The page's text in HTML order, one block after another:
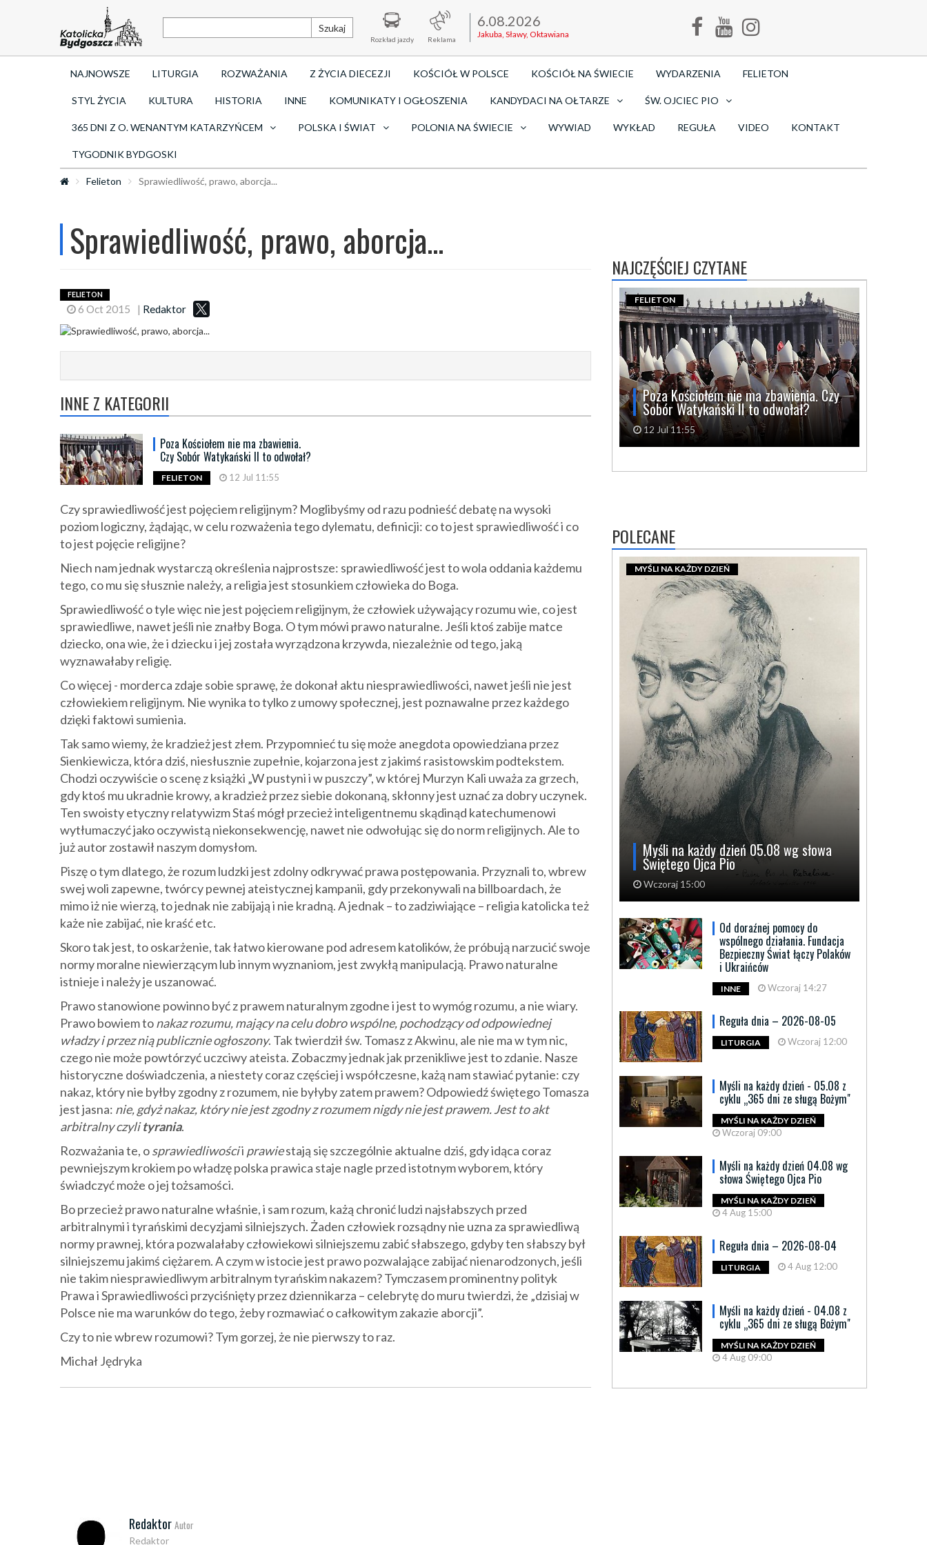
Szukaj
Rozkład jazdy Reklama
6.08.2026
Jakuba, Sławy, Oktawiana
NAJNOWSZE LITURGIA ROZWAŻANIA Z ŻYCIA DIECEZJI KOŚCIÓŁ W POLSCE KOŚCIÓŁ NA ŚWIECIE WYDARZENIA FELIETON
STYL ŻYCIA KULTURA HISTORIA INNE KOMUNIKATY I OGŁOSZENIA KANDYDACI NA OŁTARZE ŚW. OJCIEC PIO
365 DNI Z O. WENANTYM KATARZYŃCEM POLSKA I ŚWIAT POLONIA NA ŚWIECIE WYWIAD WYKŁAD REGUŁA VIDEO KONTAKT
TYGODNIK BYDGOSKI
Felieton Sprawiedliwość, prawo, aborcja...
Sprawiedliwość, prawo, aborcja...
FELIETON
6 Oct 2015 | Redaktor
INNE Z KATEGORII
Poza Kościołem nie ma zbawienia.
Czy Sobór Watykański II to odwołał?
FELIETON 12 Jul 11:55
Czy sprawiedliwość jest pojęciem religijnym? Moglibyśmy od razu podnieść debatę na wysoki
poziom logiczny, żądając, w celu rozważenia tego dylematu, definicji: co to jest sprawiedliwość i co
to jest pojęcie religijne?
Niech nam jednak wystarczą określenia najprostsze: sprawiedliwość jest to wola oddania każdemu
tego, co mu się słusznie należy, a religia jest stosunkiem człowieka do Boga.
Sprawiedliwość o tyle więc nie jest pojęciem religijnym, że człowiek używający rozumu wie, co jest
sprawiedliwe, nawet jeśli nie znałby Boga. O tym mówi prawo naturalne. Jeśli ktoś zabije matce
dziecko, ona wie, że i dziecku i jej została wyrządzona krzywda, niezależnie od tego, jaką
wyznawałaby religię.
Co więcej - morderca zdaje sobie sprawę, że dokonał aktu niesprawiedliwości, nawet jeśli nie jest
człowiekiem religijnym. Nie wynika to tylko z umowy społecznej, jest poznawalne przez każdego
dzięki faktowi sumienia.
Tak samo wiemy, że kradzież jest złem. Przypomnieć tu się może anegdota opowiedziana przez
Sienkiewicza, która dziś, niesłusznie zupełnie, kojarzona jest z jakimś rasistowskim podtekstem.
Chodzi oczywiście o scenę z książki „W pustyni i w puszczy”, w której Murzyn Kali uważa za grzech,
gdy ktoś mu ukradnie krowy, a kradzież przez siebie dokonaną, skłonny jest uznać za dobry uczynek.
Ten swoisty etyczny relatywizm Staś mógł przecież inteligentnemu skądinąd katechumenowi
wytłumaczyć jako oczywistą niekonsekwencję, nawet nie odwołując się do norm religijnych. Ale to
już autor zostawił naszym domysłom.
Piszę o tym dlatego, że rozum ludzki jest zdolny odkrywać prawa postępowania. Przyznali to, wbrew
swej woli zapewne, twórcy pewnej ateistycznej kampanii, gdy przekonywali na billboardach, że
mimo iż nie wierzą, to jednak nie zabijają i nie kradną. A jednak – to zadziwiające – religia katolicka też
każe nie zabijać, nie kraść etc.
Skoro tak jest, to oskarżenie, tak łatwo kierowane pod adresem katolików, że próbują narzucić swoje
normy moralne niewierzącym lub innym wyznaniom, jest zwykłą manipulacją. Prawo naturalne
istnieje i należy je uszanować.
Prawo stanowione powinno być z prawem naturalnym zgodne i jest to wymóg rozumu, a nie wiary.
Prawo bowiem tonakaz rozumu, mający na celu dobro wspólne, pochodzący od odpowiednej
władzy i przez nią publicznie ogłoszony. Tak twierdził św. Tomasz z Akwinu, ale nie ma w tym nic,
czego nie może powtórzyć uczciwy ateista. Zobaczmy jednak jak przenikliwe jest to zdanie. Nasze
historyczne doświadczenia, a niestety coraz częściej i współczesne, każą nam stawiać pytanie: czy
nakaz, który nie byłby zgodny z rozumem, nie byłyby zatem prawem? Odpowiedź świętego Tomasza
jest jasna: nie, gdyż nakaz, który nie jest zgodny z rozumem nigdy nie jest prawem. Jest to akt
arbitralny czylityrania.
Rozważania te, osprawiedliwościi prawiestają się szczególnie aktualne dziś, gdy idąca coraz
pewniejszym krokiem po władzę polska prawica staje nagle przed istotnym wyborem, który
świadczyć może o jej tożsamości.
Bo przecież prawo naturalne właśnie, i sam rozum, każą chronić ludzi najsłabszych przed
arbitralnymi i tyrańskimi decyzjami silniejszych. Żaden człowiek rozsądny nie uzna za sprawiedliwą
normy prawnej, która pozwalałaby człowiekowi silniejszemu zabić słabszego, gdyby ten słabszy był
silniejszemu jakimś ciężarem. A czym w istocie jest prawo pozwalające zabijać nienarodzonych, jeśli
nie takim niesprawiedliwym arbitralnym tyrańskim nakazem? Tymczasem prominentny polityk
Prawa i Sprawiedliwości przyciśnięty przez dziennikarza – celebrytę do muru twierdzi, że „dzisiaj w
Polsce nie ma warunków do tego, żeby rozmawiać o całkowitym zakazie aborcji”.
Czy to nie wbrew rozumowi? Tym gorzej, że nie pierwszy to raz.
Michał Jędryka
Redaktor Autor
Redaktor
NAJCZĘŚCIEJ CZYTANE
Poza Kościołem nie ma zbawienia. Czy
Sobór Watykański II to odwołał?
12 Jul 11:55
FELIETON
POLECANE
Myśli na każdy dzień 05.08 wg słowa
Świętego Ojca Pio
Wczoraj 15:00
MYŚLI NA KAŻDY DZIEŃ
Od doraźnej pomocy do
wspólnego działania. Fundacja
Bezpieczny Świat łączy Polaków
i Ukraińców
INNE Wczoraj 14:27
Reguła dnia – 2026-08-05
LITURGIA Wczoraj 12:00
Myśli na każdy dzień - 05.08 z
cyklu „365 dni ze sługą Bożym"
MYŚLI NA KAŻDY DZIEŃ
Wczoraj 09:00
Myśli na każdy dzień 04.08 wg
słowa Świętego Ojca Pio
MYŚLI NA KAŻDY DZIEŃ
4 Aug 15:00
Reguła dnia – 2026-08-04
LITURGIA 4 Aug 12:00
Myśli na każdy dzień - 04.08 z
cyklu „365 dni ze sługą Bożym"
MYŚLI NA KAŻDY DZIEŃ
4 Aug 09:00